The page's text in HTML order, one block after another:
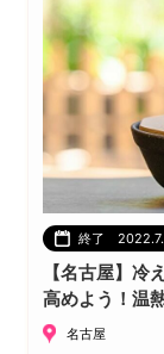
終了
【名古屋】冷
高めよう！温
名古屋